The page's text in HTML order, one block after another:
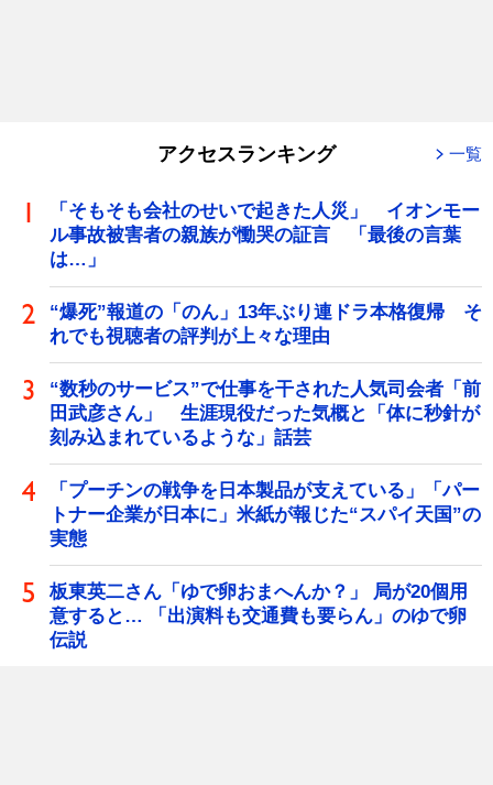
アクセスランキング 一覧
「そもそも会社のせいで起きた人災」 イオンモー
ル事故被害者の親族が慟哭の証言 「最後の言葉
は…」
“爆死”報道の「のん」13年ぶり連ドラ本格復帰 そ
れでも視聴者の評判が上々な理由
“数秒のサービス”で仕事を干された人気司会者「前
田武彦さん」 生涯現役だった気概と「体に秒針が
刻み込まれているような」話芸
「プーチンの戦争を日本製品が支えている」「パー
トナー企業が日本に」米紙が報じた“スパイ天国”の
実態
板東英二さん「ゆで卵おまへんか？」 局が20個用
意すると… 「出演料も交通費も要らん」のゆで卵
伝説